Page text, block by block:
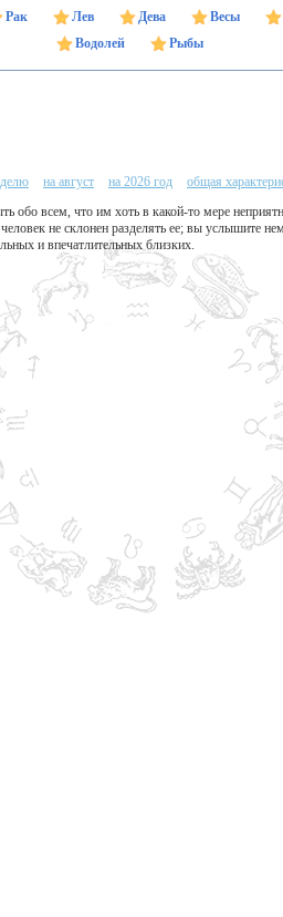
Рак Лев Дева Весы
Водолей
Рыбы
на август на 2026 год
общая
обо всем, что им хоть в какой-то мере
не склонен разделять ее; вы услышите
и впечатлительных близких.